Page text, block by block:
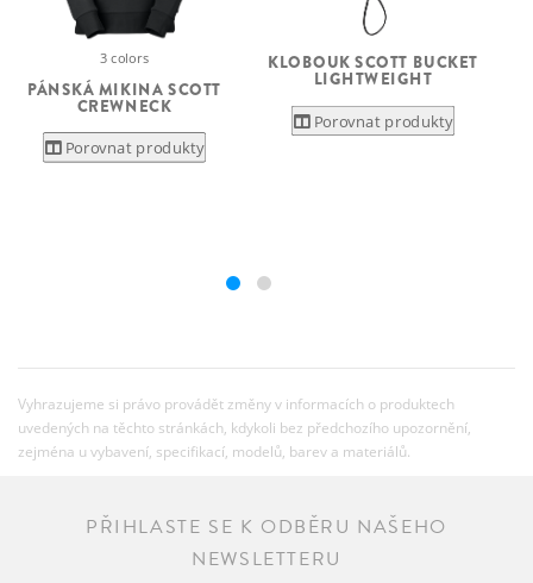
3 colors
PÁNSKÁ MIKINA SCOTT
CREWNECK
Porovnat produkty
KLOBOUK SCOTT BUCKET
LIGHTWEIGHT
Porovnat produkty
Vyhrazujeme si právo provádět změny v informacích o produktech
uvedených na těchto stránkách, kdykoli bez předchozího upozornění,
zejména u vybavení, specifikací, modelů, barev a materiálů.
PŘIHLASTE SE K ODBĚRU NAŠEHO
NEWSLETTERU